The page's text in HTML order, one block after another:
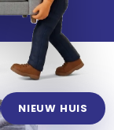
NIEUW HUIS